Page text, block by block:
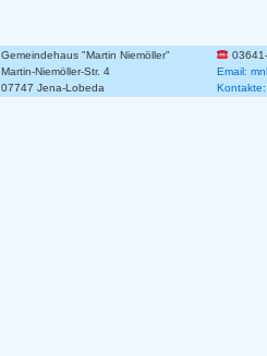
Gemeindehaus "Martin Niemöller"
Martin-Niemöller-Str. 4
Email:
07747 Jena-Lobeda